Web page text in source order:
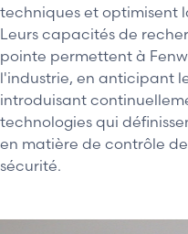
techniques et optimisent
Leurs capacités de
pointe permettent à
l'industrie, en anticipant
introduisant
technologies qui
en matière de contrôle
sécurité.